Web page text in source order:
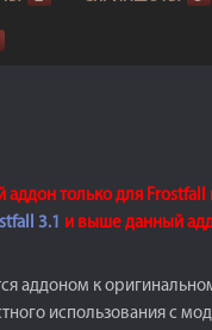
только для Frostfall
3.1 и выше данный
аддоном к
использования с